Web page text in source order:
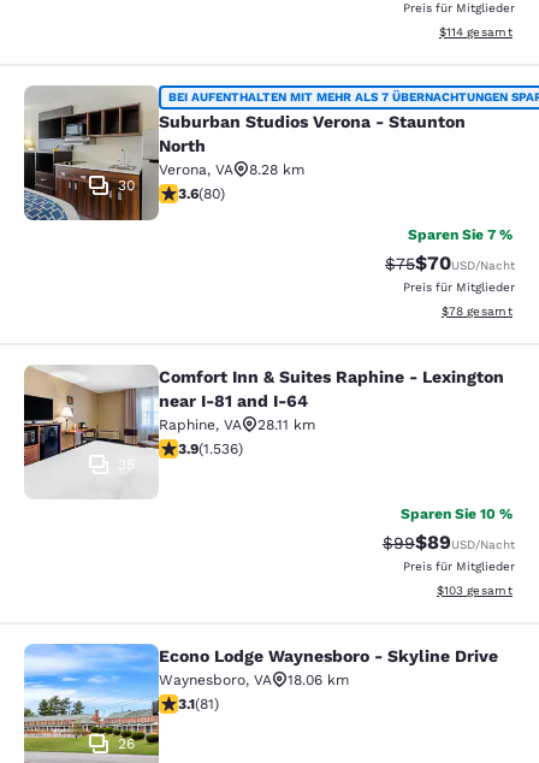
Preis für Mitglieder
Geschätzte
$114 gesamt
Suburban Studios Verona -
30
BEI AUFENTHALTEN MIT MEHR ALS 7 ÜBERNACHTUNGEN
Suburban Studios Verona - Staunton
North
Verona, VA
8.28 km
3.64-Sterne-Bewertung. Gut. 80 Bewertungen
3.6(80)
Sparen Sie 7 %
$75Vergünstigter
$70USD/Nacht
Preis für Mitglieder
Geschätzte
$78 gesamt
Comfort Inn & Suites Raphine -
Comfort Inn & Suites Raphine - Lexington
near I-81 and I-64
Raphine, VA
28.11 km
3.93-Sterne-Bewertung. Gut. 1536 Bewertungen
3.9(1.536)
Sparen Sie 10 %
Durchgestrichener
$99Vergünstigter
$89USD/Nacht
Preis für Mitglieder
Geschätzte
$103 gesamt
Econo Lodge Waynesboro - Skyline
26
Econo Lodge Waynesboro - Skyline Drive
Waynesboro, VA
18.06 km
3.14-Sterne-Bewertung. Gut. 81 Bewertungen
3.1(81)